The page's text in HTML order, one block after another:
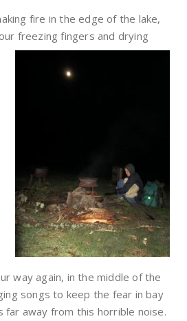
fire in the edge of the lake,
freezing fingers and drying
way again, in the middle of the
songs to keep the fear in bay
far away from this horrible noise.